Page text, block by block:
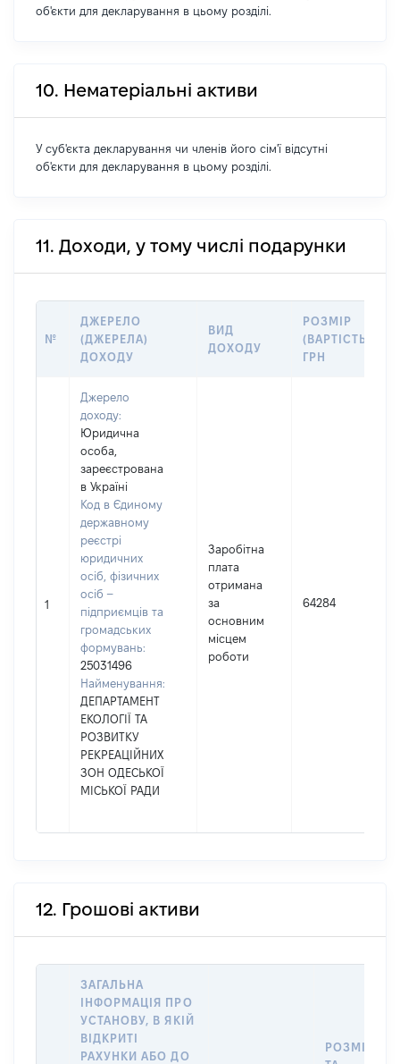
об'єкти для декларування в цьому розділі.
10. Нематеріальні активи
У суб'єкта декларування чи членів його сім'ї відсутні
об'єкти для декларування в цьому розділі.
11. Доходи, у тому числі подарунки
№
ДЖЕРЕЛО
(ДЖЕРЕЛА)
ДОХОДУ
ВИД
ДОХОДУ
РОЗМІР
(ВАРТІСТЬ),
ГРН
1
Джерело
доходу:
Юридична
особа,
зареєстрована
в Україні
Код в Єдиному
державному
реєстрі
юридичних
осіб, фізичних
осіб –
підприємців та
громадських
формувань:
25031496
Найменування:
ДЕПАРТАМЕНТ
ЕКОЛОГІЇ ТА
РОЗВИТКУ
РЕКРЕАЦІЙНИХ
ЗОН ОДЕСЬКОЇ
МІСЬКОЇ РАДИ
Заробітна
плата
отримана
за
основним
місцем
роботи
64284
12. Грошові активи
ЗАГАЛЬНА
ІНФОРМАЦІЯ ПРО
УСТАНОВУ, В ЯКІЙ
ВІДКРИТІ
РАХУНКИ АБО ДО
РОЗМІР